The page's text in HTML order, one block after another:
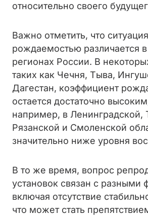
относительно своего
Важно отметить, что
рождаемостью различается
регионах России. В
таких как Чечня, Тыва,
Дагестан, коэффициент
остается достаточно
например, в Ленинградской,
Рязанской и Смоленской
значительно ниже уровня
В то же время, вопрос
установок связан с разными
включая отсутствие
что может стать